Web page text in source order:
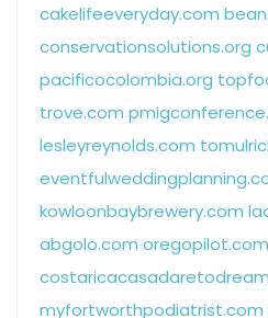
cakelifeeveryday.com
conservationsolutions.org
pacificocolombia.org
trove.com
lesleyreynolds.com
kowloonbaybrewery.com
abgolo.com oregopilot.com
myfortworthpodiatrist.com